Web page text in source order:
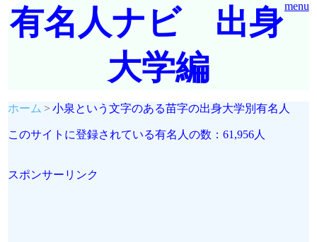
menu
有名人ナビ 出身
大学編
ホーム 小泉という文字のある苗字の出身大学別有名人
このサイトに登録されている有名人の数：61,956人
スポンサーリンク